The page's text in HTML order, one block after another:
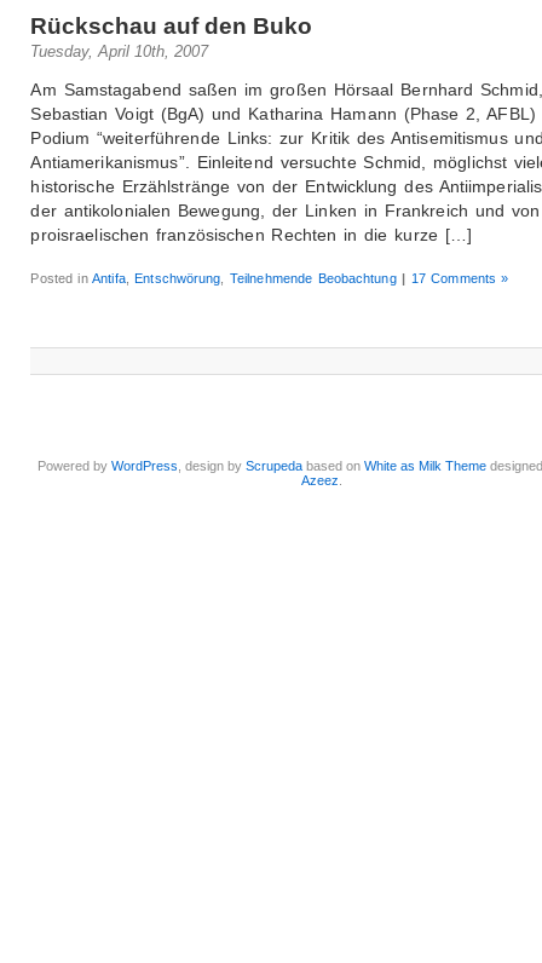
Rückschau auf den Buko
Tuesday, April 10th, 2007
Am Samstagabend saßen im großen Hörsaal Bernhard Schmid,
Sebastian Voigt (BgA) und Katharina Hamann (Phase 2,
Podium “weiterführende Links: zur Kritik des Antisemitismus
Antiamerikanismus”. Einleitend versuchte Schmid, möglichst
historische Erzählstränge von der Entwicklung des
der antikolonialen Bewegung, der Linken in Frankreich und von
proisraelischen französischen Rechten in die kurze […]
Posted inAntifa,Entschwörung Teilnehmende Beobachtung | 17 Comments »
Powered byWordPress , design byScrupeda based onWhite as Milk Theme
Azeez